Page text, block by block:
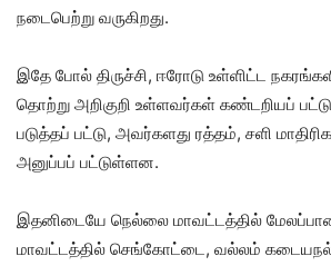
நடைபெற்று வருகிறது.
இதே போல் திருச்சி, ஈரோடு உள்ளிட்ட
தொற்று அறிகுறி உள்ளவர்கள் கண்டறியப்
படுத்தப் பட்டு, அவர்களது ரத்தம், சளி
அனுப்பப் பட்டுள்ளன.
இதனிடையே நெல்லை மாவட்டத்தில்
மாவட்டத்தில் செங்கோட்டை, வல்லம்